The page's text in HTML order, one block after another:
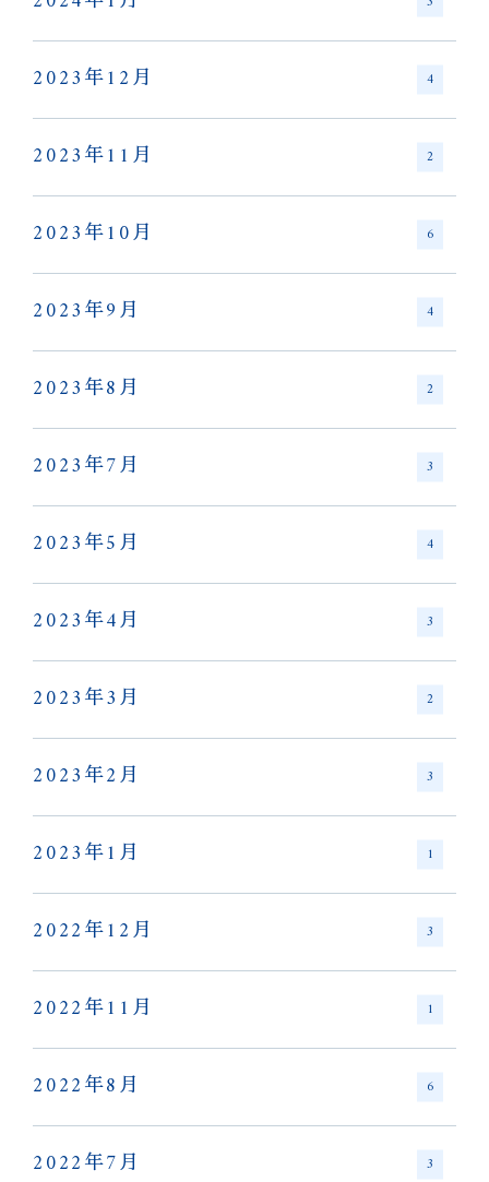
2023年12月 4
2023年11月 2
2023年10月 6
2023年9月 4
2023年8月 2
2023年7月 3
2023年5月 4
2023年4月 3
2023年3月 2
2023年2月 3
2023年1月 1
2022年12月 3
2022年11月 1
2022年8月 6
2022年7月 3